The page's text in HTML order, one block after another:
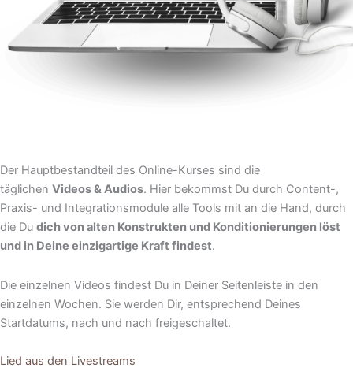
Der Hauptbestandteil des Online-Kurses sind die
täglichen Videos & Audios. Hier bekommst Du durch Content-,
Praxis- und Integrationsmodule alle Tools mit an die Hand, durch
die Du dich von alten Konstrukten und Konditionierungen löst
und in Deine einzigartige Kraft findest.
Die einzelnen Videos findest Du in Deiner Seitenleiste in den
einzelnen Wochen. Sie werden Dir, entsprechend Deines
Startdatums, nach und nach freigeschaltet.
Lied aus den Livestreams